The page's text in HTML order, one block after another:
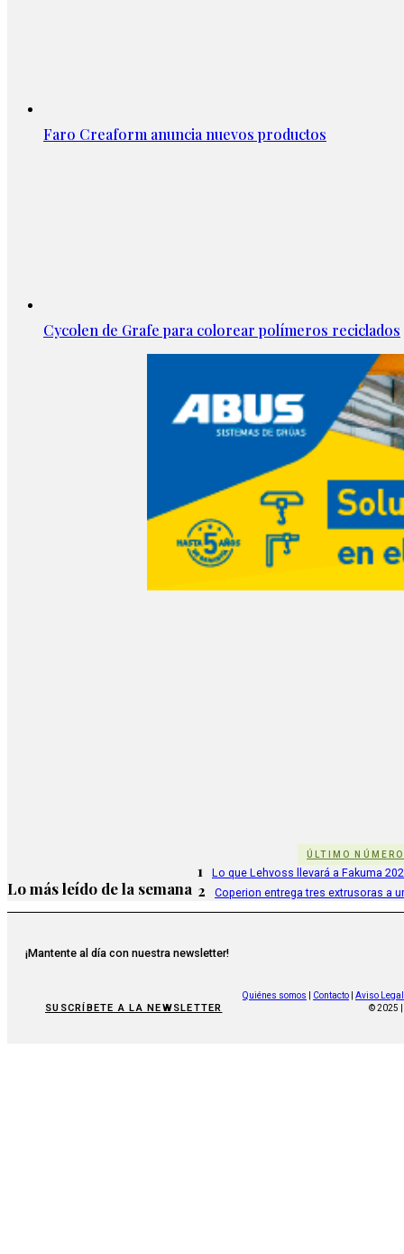
Faro Creaform anuncia nuevos productos
Cycolen de Grafe para colorear polímeros reciclados
ÚLTIMO NÚMERO
Lo más leído de la semana
1 Lo que Lehvoss llevará a Fakuma
2 Coperion entrega tres extrusoras a
¡Mantente al día con nuestra newsletter!
SUSCRÍBETE A LA NEWSLETTER
Quiénes somos Contacto
Aviso Legal
© 2025